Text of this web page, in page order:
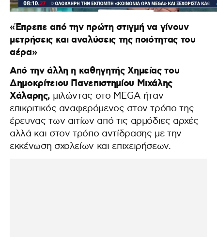
«Έπρεπε από την πρώτη στιγμή να γίνουν
μετρήσεις και αναλύσεις της ποιότητας του
αέρα»
Από την άλλη η καθηγητής Χημείας του
Δημοκρίτειου Πανεπιστημίου Μιχάλης
Χάλαρης, μιλώντας στο MEGA ήταν
επικριτικός αναφερόμενος στον τρόπο της
έρευνας των αιτίων από τις αρμόδιες αρχές
αλλά και στον τρόπο αντίδρασης με την
εκκένωση σχολείων και επιχειρήσεων.